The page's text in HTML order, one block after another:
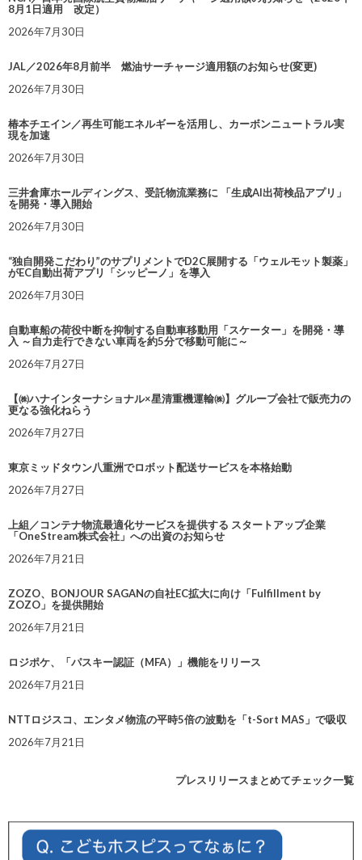
8月1日適用 改定）
2026年7月30日
JAL／2026年8月前半 燃油サーチャージ適用額のお知らせ(変更)
2026年7月30日
椿本チエイン／再生可能エネルギーを活用し、カーボンニュートラル実
現を加速
2026年7月30日
三井倉庫ホールディングス、受託物流業務に 「生成AI出荷検品アプリ」
を開発・導入開始
2026年7月30日
“独自開発こだわり”のサプリメントでD2C展開する「ウェルモット製薬」
がEC自動出荷アプリ「シッピーノ」を導入
2026年7月30日
自動車船の荷役中断を抑制する自動車移動用「スケーター」を開発・導
入 ～自力走行できない車両を約5分で移動可能に～
2026年7月27日
【㈱ハナインターナショナル×星清重機運輸㈱】グループ会社で販売力の
更なる強化ねらう
2026年7月27日
東京ミッドタウン八重洲でロボット配送サービスを本格始動
2026年7月27日
上組／コンテナ物流最適化サービスを提供する スタートアップ企業
「OneStream株式会社」への出資のお知らせ
2026年7月21日
ZOZO、BONJOUR SAGANの自社EC拡大に向け「Fulfillment by
ZOZO」を提供開始
2026年7月21日
ロジポケ、「パスキー認証（MFA）」機能をリリース
2026年7月21日
NTTロジスコ、エンタメ物流の平時5倍の波動を「t-Sort MAS」で吸収
2026年7月21日
プレスリリースまとめてチェック一覧